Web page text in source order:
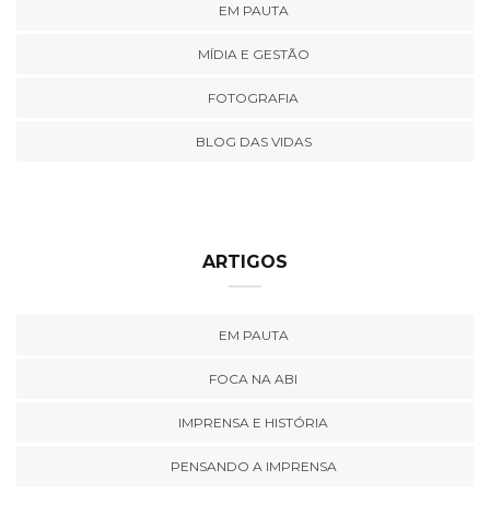
EM PAUTA
MÍDIA E GESTÃO
FOTOGRAFIA
BLOG DAS VIDAS
ARTIGOS
EM PAUTA
FOCA NA ABI
IMPRENSA E HISTÓRIA
PENSANDO A IMPRENSA